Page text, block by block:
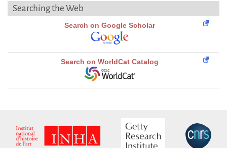
Searching the Web
Search on Google Scholar
Search on WorldCat Catalog